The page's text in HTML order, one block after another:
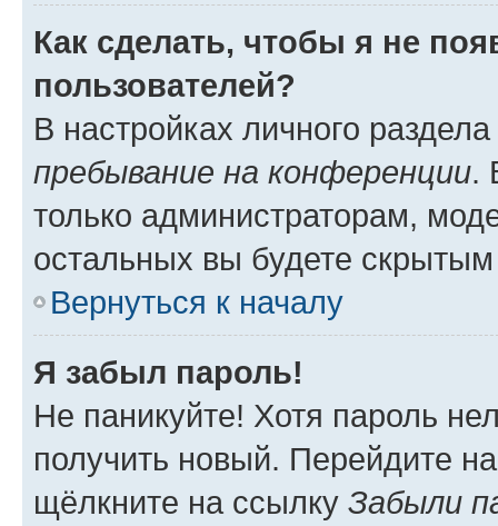
Как сделать, чтобы я не
пользователей?
В настройках личного
пребывание на конференции.
только администраторам,
остальных вы будете
Вернуться к началу
Я забыл пароль!
Не паникуйте! Хотя пароль
получить новый. Перейдите
щёлкните на ссылку Забыли